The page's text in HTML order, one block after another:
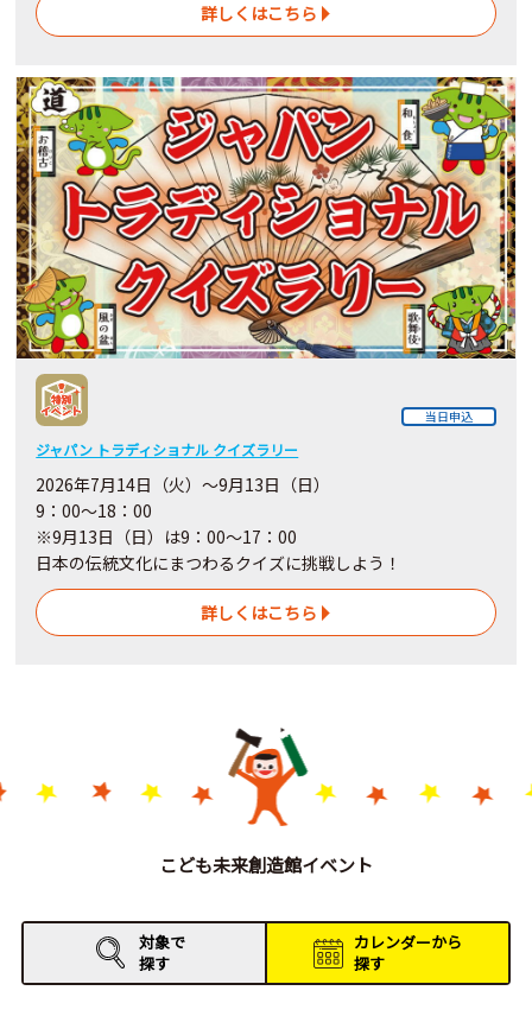
詳しくはこちら
当日申込
ジャパン トラディショナル クイズラリー
2026年7月14日（火）～9月13日（日）
9：00～18：00
※9月13日（日）は9：00～17：00
日本の伝統文化にまつわるクイズに挑戦しよう！
詳しくはこちら
こども未来創造館イベント
対象で
探す
カレンダーから
探す